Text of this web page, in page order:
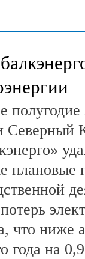
Северный
плановые
что ниже
года на